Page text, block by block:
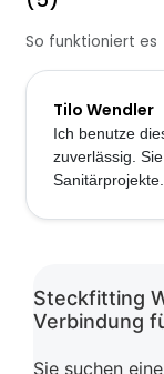
So funktioniert es
Tilo Wendler
Ich benutze
zuverlässig.
Steckfitting
Verbindung
Sie suchen